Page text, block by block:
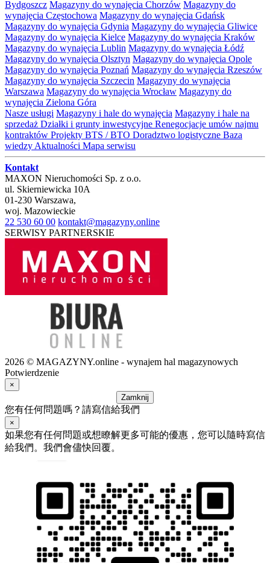
Bydgoszcz Magazyny do wynajęcia Chorzów Magazyny do
wynajęcia Częstochowa Magazyny do wynajęcia Gdańsk
Magazyny do wynajęcia Gdynia Magazyny do wynajęcia Gliwice
Magazyny do wynajęcia Kielce Magazyny do wynajęcia Kraków
Magazyny do wynajęcia Lublin Magazyny do wynajęcia Łódź
Magazyny do wynajęcia Olsztyn Magazyny do wynajęcia Opole
Magazyny do wynajęcia Poznań Magazyny do wynajęcia Rzeszów
Magazyny do wynajęcia Szczecin Magazyny do wynajęcia
Warszawa Magazyny do wynajęcia Wrocław Magazyny do
wynajęcia Zielona Góra
Nasze usługi Magazyny i hale do wynajęcia Magazyny i hale na
sprzedaż Działki i grunty inwestycyjne Renegocjacje umów najmu
kontraktów Projekty BTS / BTO Doradztwo logistyczne Baza
wiedzy Aktualności Mapa serwisu
Kontakt
MAXON Nieruchomości Sp. z o.o.
ul. Skierniewicka 10A
01-230 Warszawa,
woj. Mazowieckie
22 530 60 00 kontakt@magazyny.online
SERWISY PARTNERSKIE
2026 © MAGAZYNY.online - wynajem hal magazynowych
Potwierdzenie
×
Zamknij
您有任何問題嗎？請寫信給我們
×
如果您有任何問題或想瞭解更多可能的優惠，您可以隨時寫信
給我們。我們會儘快回覆。